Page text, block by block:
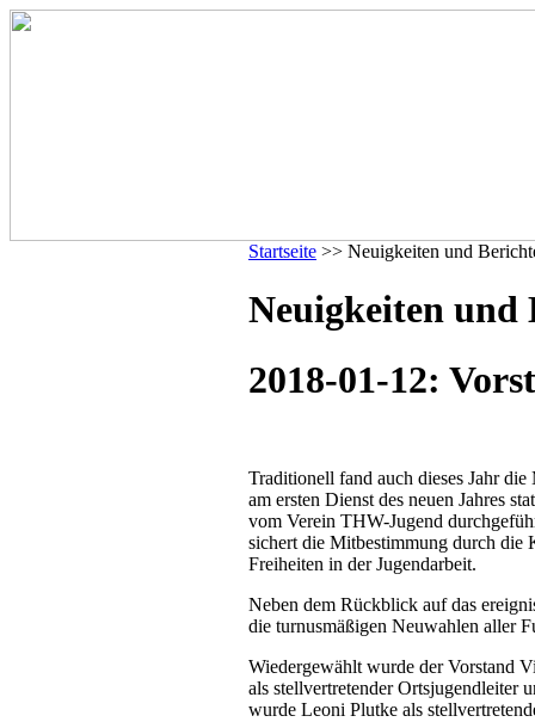
Startseite >> Neuigkeiten und
Neuigkeiten und
2018-01-12:
Traditionell fand auch dieses Jahr
am ersten Dienst des neuen Jahres
vom Verein THW-Jugend
sichert die Mitbestimmung durch die
Freiheiten in der Jugendarbeit.
Neben dem Rückblick auf das
die turnusmäßigen Neuwahlen aller
Wiedergewählt wurde der Vorstand
als stellvertretender Ortsjugendleiter
wurde Leoni Plutke als